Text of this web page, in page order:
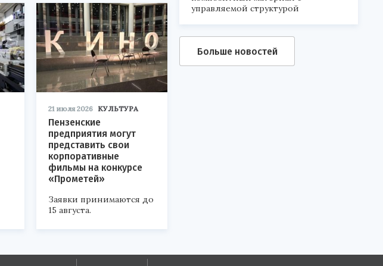
21 июля 2026 КУЛЬТУРА
Пензенские
предприятия могут
представить свои
корпоративные
фильмы на конкурсе
«Прометей»
Заявки принимаются до
15 августа.
управляемой структурой
Больше новостей